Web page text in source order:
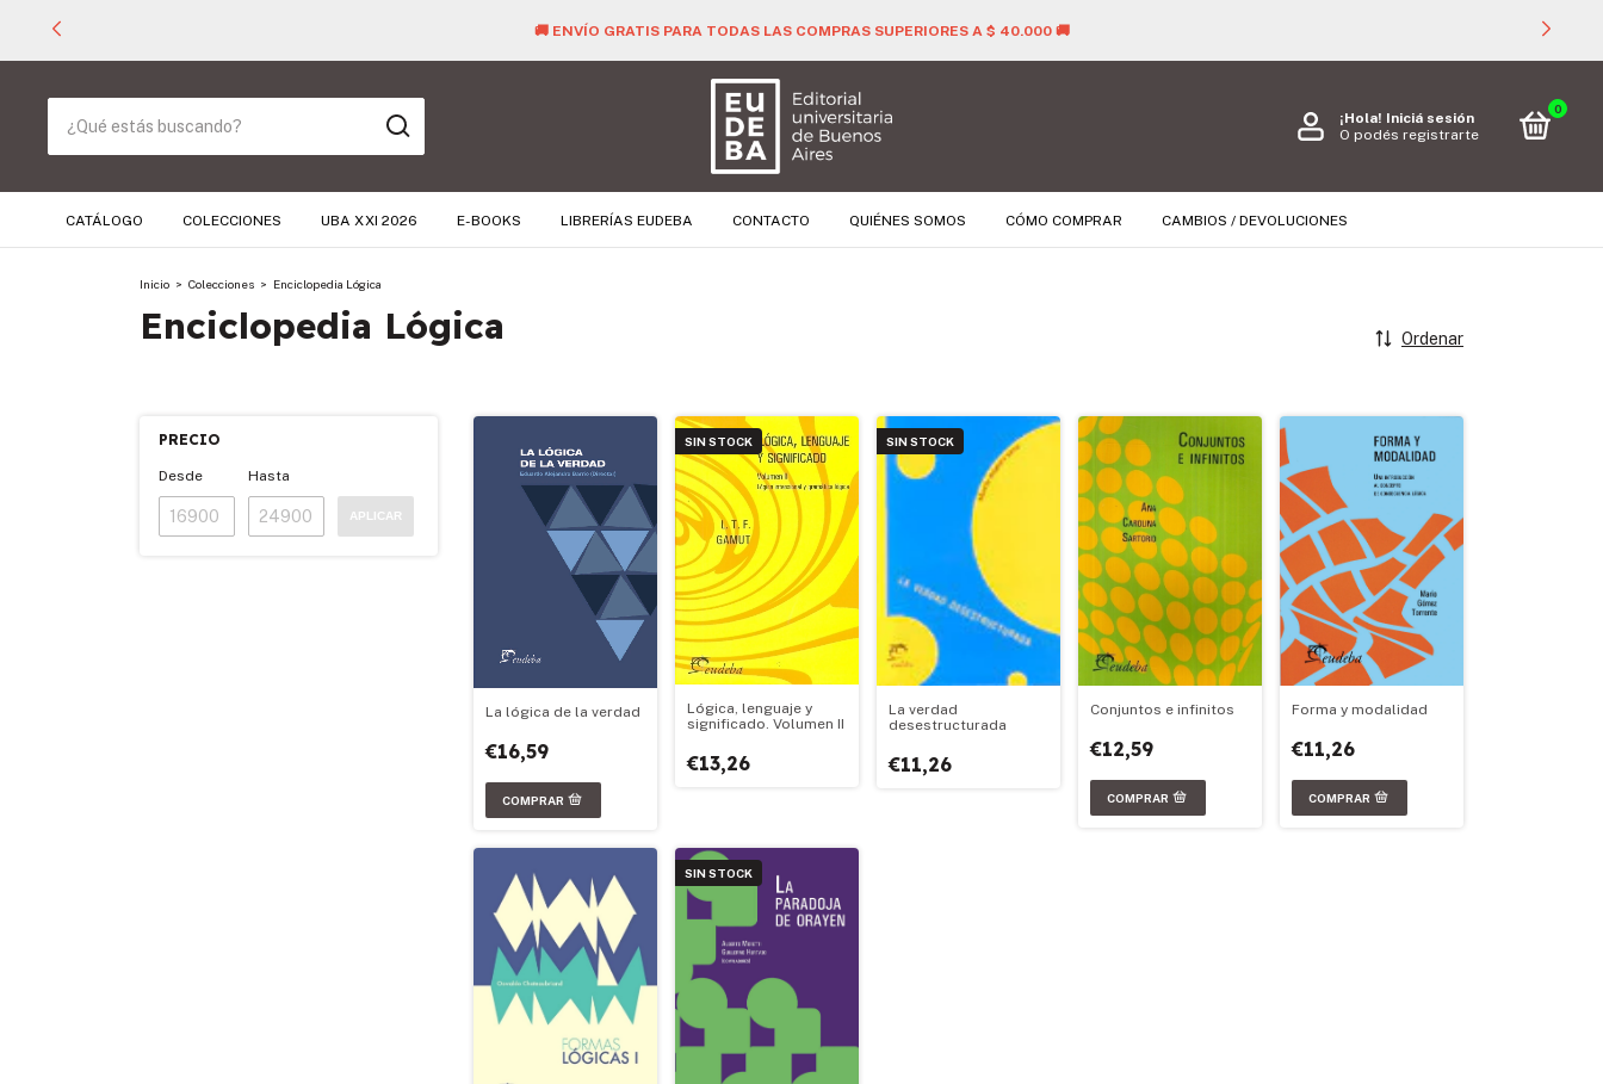
🚚 ENVÍO GRATIS PARA TODAS LAS COMPRAS SUPERIORES A $ 40.000 🚚
¡Hola! Iniciá sesión
O podés registrarte
0
CATÁLOGO COLECCIONES UBA XXI 2026 E-BOOKS LIBRERÍAS EUDEBA CONTACTO QUIÉNES SOMOS CÓMO COMPRAR CAMBIOS / DEVOLUCIONES
Inicio > Colecciones > Enciclopedia Lógica
Enciclopedia Lógica Ordenar
PRECIO
Desde Hasta
APLICAR
La lógica de la verdad
€16,59
SIN STOCK
Lógica, lenguaje y
significado. Volumen II
€13,26
SIN STOCK
La verdad
desestructurada
€11,26
Conjuntos e infinitos
€12,59
Forma y modalidad
€11,26
SIN STOCK